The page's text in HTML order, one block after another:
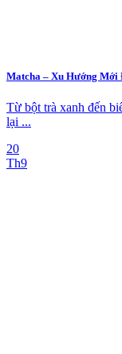
Matcha – Xu Hướng
Từ bột trà xanh đến
lại ...
20
Th9